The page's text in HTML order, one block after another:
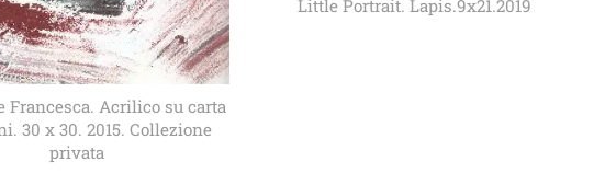
Little Portrait. Lapis.9x21.2019
Francesca. Acrilico su carta
30 x 30. 2015. Collezione
privata